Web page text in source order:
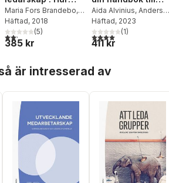
röster:
uppkommer det?
Vilka effekter får
det? Vad kan man
göra åt det?
Maria Fors Brandebo,
Sofia Nilsson
Larsson
Häftad, 2018
2,2utav 5 stjärnor. Totalt antal röster:
(5)
385 kr
fascinerande
vetenskap
Aida Alvinius, Anders
Borglund,Gerry
Larsson
Häftad, 2023
4,0utav 5 stjärnor.
(1)
411 kr
är intresserad av